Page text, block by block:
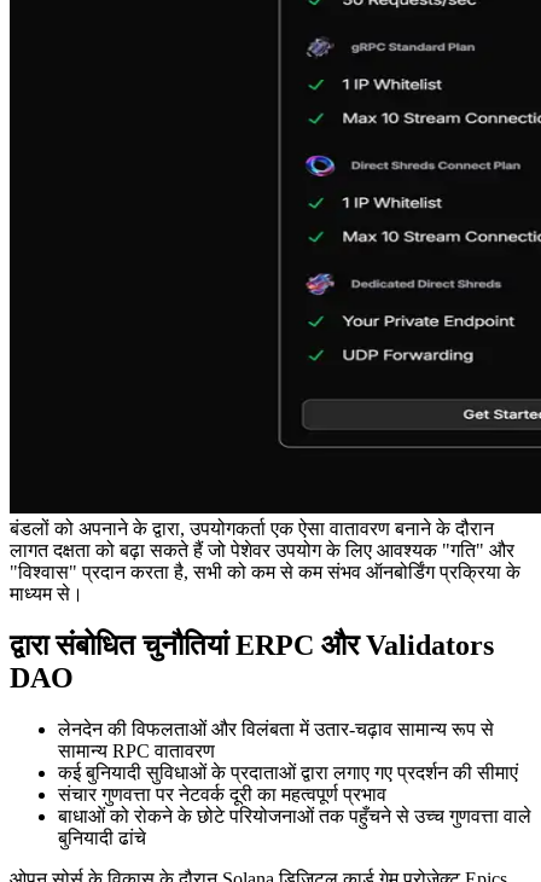
बंडलों को अपनाने के द्वारा, उपयोगकर्ता एक ऐसा वातावरण बनाने के दौरान
लागत दक्षता को बढ़ा सकते हैं जो पेशेवर उपयोग के लिए आवश्यक "गति" और
"विश्वास" प्रदान करता है, सभी को कम से कम संभव ऑनबोर्डिंग प्रक्रिया के
माध्यम से।
द्वारा संबोधित चुनौतियां ERPC और Validators
DAO
लेनदेन की विफलताओं और विलंबता में उतार-चढ़ाव सामान्य रूप से
सामान्य RPC वातावरण
कई बुनियादी सुविधाओं के प्रदाताओं द्वारा लगाए गए प्रदर्शन की सीमाएं
संचार गुणवत्ता पर नेटवर्क दूरी का महत्वपूर्ण प्रभाव
बाधाओं को रोकने के छोटे परियोजनाओं तक पहुँचने से उच्च गुणवत्ता वाले
बुनियादी ढांचे